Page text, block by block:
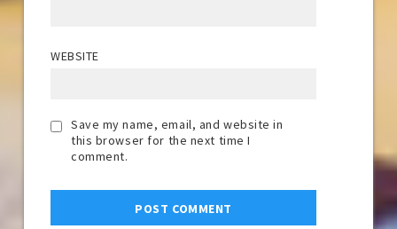
WEBSITE
Save my name, email, and website in
this browser for the next time I
comment.